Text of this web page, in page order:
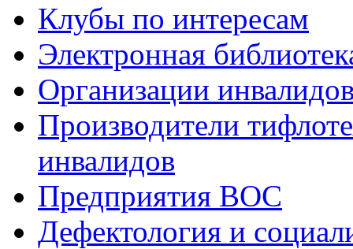
Клубы по интересам
Электронная
Организации
Производители
инвалидов
Предприятия ВОС
Дефектология и